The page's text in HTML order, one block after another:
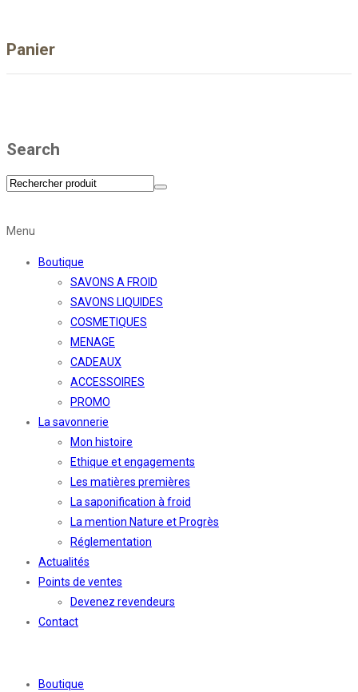
Panier
Search
Menu
Boutique
SAVONS A FROID
SAVONS LIQUIDES
COSMETIQUES
MENAGE
CADEAUX
ACCESSOIRES
PROMO
La savonnerie
Mon histoire
Ethique et engagements
Les matières premières
La saponification à froid
La mention Nature et Progrès
Réglementation
Actualités
Points de ventes
Devenez revendeurs
Contact
Boutique